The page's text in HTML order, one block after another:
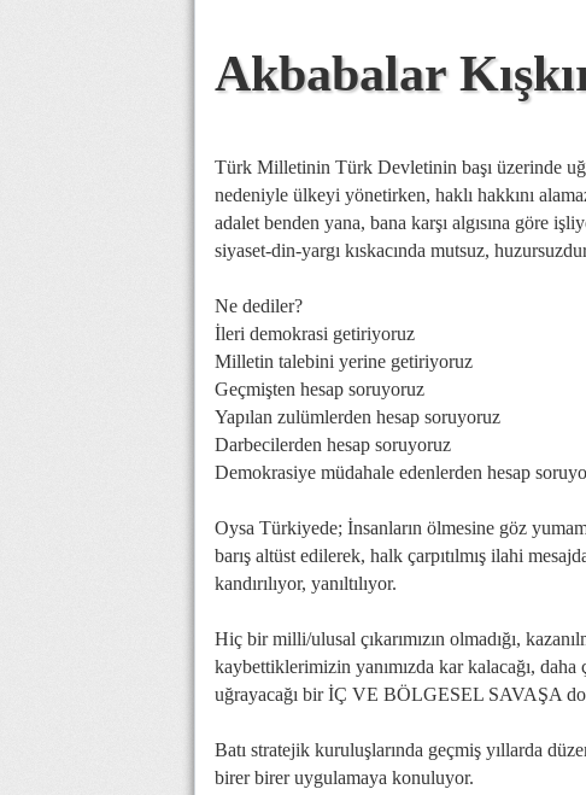
Akbabalar
Türk Milletinin Türk Devletinin başı üzerinde
nedeniyle ülkeyi yönetirken, haklı hakkını
adalet benden yana, bana karşı algısına göre
siyaset-din-yargı kıskacında mutsuz,
Ne dediler?
İleri demokrasi getiriyoruz
Milletin talebini yerine getiriyoruz
Geçmişten hesap soruyoruz
Yapılan zulümlerden hesap soruyoruz
Darbecilerden hesap soruyoruz
Demokrasiye müdahale edenlerden hesap
Oysa Türkiyede; İnsanların ölmesine göz
barış altüst edilerek, halk çarpıtılmış ilahi
kandırılıyor, yanıltılıyor.
Hiç bir milli/ulusal çıkarımızın olmadığı,
kaybettiklerimizin yanımızda kar kalacağı, daha
uğrayacağı bir İÇ VE BÖLGESEL SAVAŞA
Batı stratejik kuruluşlarında geçmiş yıllarda
birer birer uygulamaya konuluyor.